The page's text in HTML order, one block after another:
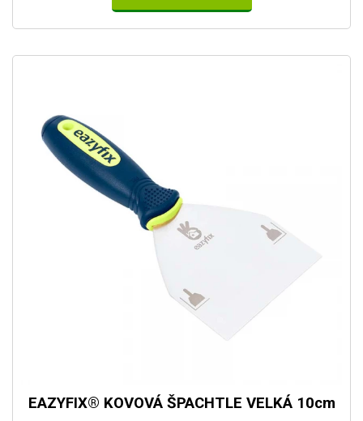
EAZYFIX® KOVOVÁ ŠPACHTLE VELKÁ 10cm